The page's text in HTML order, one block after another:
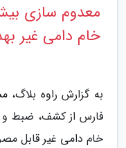
خام دامی غیر
به گزارش راوه بلاگ،
خام دامی غیر قابل مصرف در